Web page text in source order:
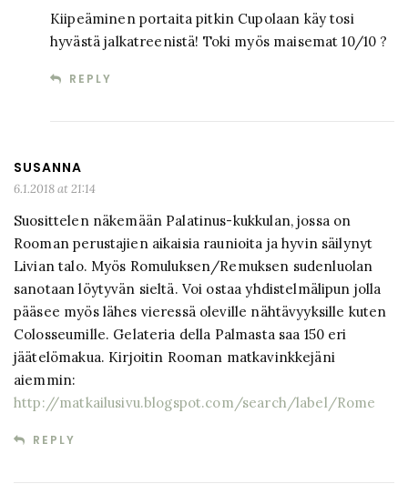
Kiipeäminen portaita pitkin Cupolaan käy tosi
hyvästä jalkatreenistä! Toki myös maisemat 10/10 ?
REPLY
SUSANNA
6.1.2018 at 21:14
Suosittelen näkemään Palatinus-kukkulan, jossa on
Rooman perustajien aikaisia raunioita ja hyvin säilynyt
Livian talo. Myös Romuluksen/Remuksen sudenluolan
sanotaan löytyvän sieltä. Voi ostaa yhdistelmälipun jolla
pääsee myös lähes vieressä oleville nähtävyyksille kuten
Colosseumille. Gelateria della Palmasta saa 150 eri
jäätelömakua. Kirjoitin Rooman matkavinkkejäni
aiemmin:
http://matkailusivu.blogspot.com/search/label/Rome
REPLY